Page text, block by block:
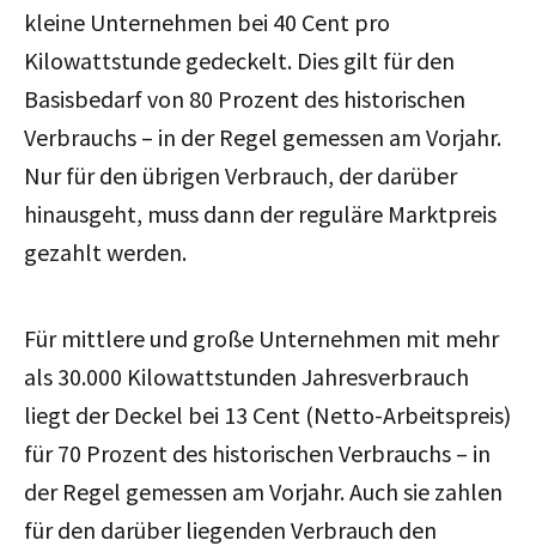
kleine Unternehmen bei 40 Cent pro
Kilowattstunde gedeckelt. Dies gilt für den
Basisbedarf von 80 Prozent des historischen
Verbrauchs – in der Regel gemessen am Vorjahr.
Nur für den übrigen Verbrauch, der darüber
hinausgeht, muss dann der reguläre Marktpreis
gezahlt werden.
Für mittlere und große Unternehmen mit mehr
als 30.000 Kilowattstunden Jahresverbrauch
liegt der Deckel bei 13 Cent (Netto-Arbeitspreis)
für 70 Prozent des historischen Verbrauchs – in
der Regel gemessen am Vorjahr. Auch sie zahlen
für den darüber liegenden Verbrauch den